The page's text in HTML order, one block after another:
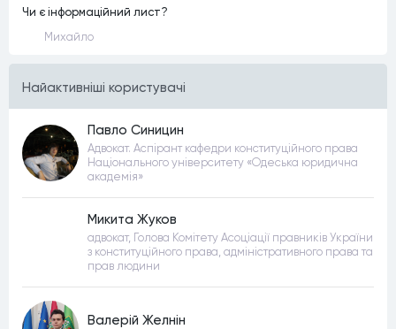
Чи є інформаційний лист?
Михайло
Найактивнiшi користувачi
Павло Синицин
Адвокат. Аспірант кафедри конституційного права
Національного університету «Одеська юридична
академія»
Микита Жуков
адвокат, Голова Комітету Асоціації правників України
з конституційного права, адміністративного права та
прав людини
Валерій Желнін